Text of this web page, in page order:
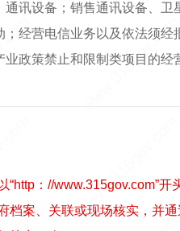
通讯设备；销售通讯设备、
；经营电信业务以及依法须
业政策禁止和限制类项目的经
“http：//www.315gov.com”开
档案、关联或现场核实，并